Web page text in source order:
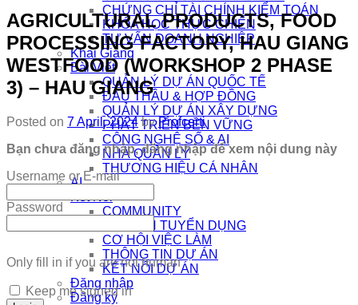
CHỨNG CHỈ TÀI CHÍNH KIỂM TOÁN
KHÓA HỌC THỰC CHIẾN
TƯ VẤN DOANH NGHIỆP
Khai Giảng
Bài Viết
QUẢN LÝ DỰ ÁN QUỐC TẾ
ĐẤU THẦU & HỢP ĐỒNG
QUẢN LÝ DỰ ÁN XÂY DỰNG
PHÁT TRIỂN BỀN VỮNG
CÔNG NGHỆ SỐ & AI
NHÀ QUẢN LÝ
THƯƠNG HIỆU CÁ NHÂN
AI
Kết Nối
COMMUNITY
EDTECH TUYỂN DỤNG
CƠ HỘI VIỆC LÀM
THÔNG TIN DỰ ÁN
KẾT NỐI DỰ ÁN
Đăng nhập
Đăng ký
AGRICULTURAL PRODUCTS, FOOD
PROCESSING FACTORY, HAU GIANG
WESTFOOD (WORKSHOP 2 PHASE
3) – HAU GIANG
Posted on 7 April, 2024 byProfcerti
Bạn chưa đăng nhập, đăng nhập để xem nội dung này
Username or E-mail
Password
Only fill in if you are not human
Keep me signed in